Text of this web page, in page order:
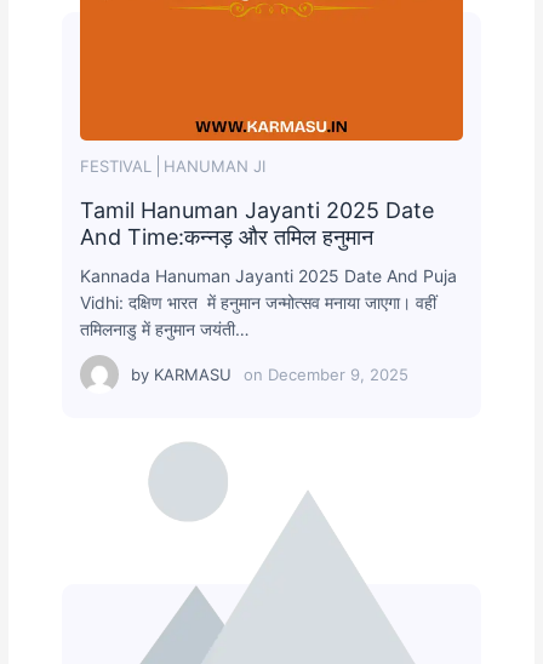
FESTIVAL HANUMAN JI
Tamil Hanuman Jayanti 2025 Date
And Time:कन्नड़ और तमिल हनुमान
Kannada Hanuman Jayanti 2025 Date And Puja
Vidhi: दक्षिण भारत में हनुमान जन्मोत्सव मनाया जाएगा। वहीं
तमिलनाडु में हनुमान जयंती…
by KARMASU on December 9, 2025